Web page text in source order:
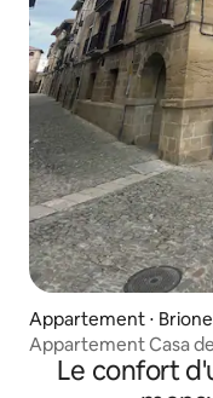
Appartement ⋅
Appartement Casa
Le confort